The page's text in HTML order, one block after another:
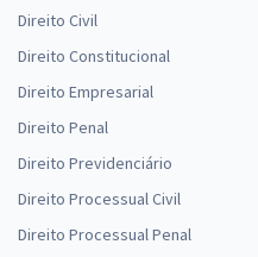
Direito Civil
Direito Constitucional
Direito Empresarial
Direito Penal
Direito Previdenciário
Direito Processual Civil
Direito Processual Penal